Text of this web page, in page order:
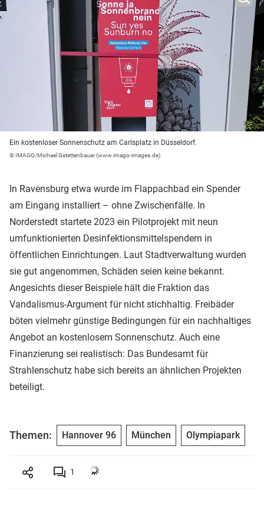
Ein kostenloser Sonnenschutz am Carlsplatz in Düsseldorf.
© IMAGO/Michael Gstettenbauer (www.imago-images.de)
In Ravensburg etwa wurde im Flappachbad ein Spender
am Eingang installiert – ohne Zwischenfälle. In
Norderstedt startete 2023 ein Pilotprojekt mit neun
umfunktionierten Desinfektionsmittelspendern in
öffentlichen Einrichtungen. Laut Stadtverwaltung wurden
sie gut angenommen, Schäden seien keine bekannt.
Angesichts dieser Beispiele hält die Fraktion das
Vandalismus-Argument für nicht stichhaltig. Freibäder
böten vielmehr günstige Bedingungen für ein nachhaltiges
Angebot an kostenlosem Sonnenschutz. Auch eine
Finanzierung sei realistisch: Das Bundesamt für
Strahlenschutz habe sich bereits an ähnlichen Projekten
beteiligt.
Themen: Hannover 96 München Olympiapark
1